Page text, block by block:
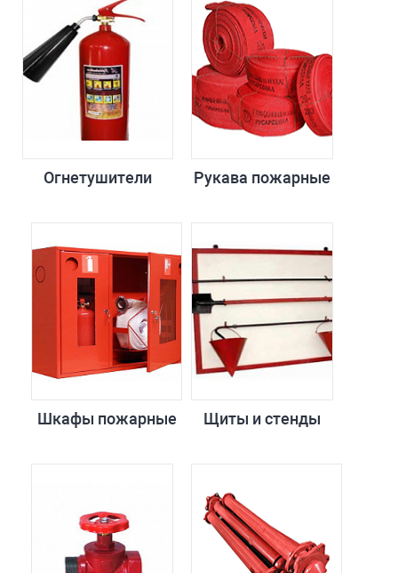
Огнетушители Рукава пожарные
Шкафы пожарные Щиты и стенды